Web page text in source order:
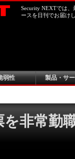
Security NEXTでは
ースを日刊でお届け
弱性 製品・サ
非常勤